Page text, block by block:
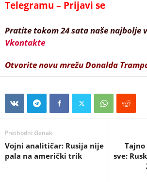
Telegramu – Prijavi se
Pratite tokom 24 sata naše najbolje
Vkontakte
Otvorite novu mrežu Donalda
Prethodni članak
Vojni analitičar: Rusija nije
pala na američki trik
sve: